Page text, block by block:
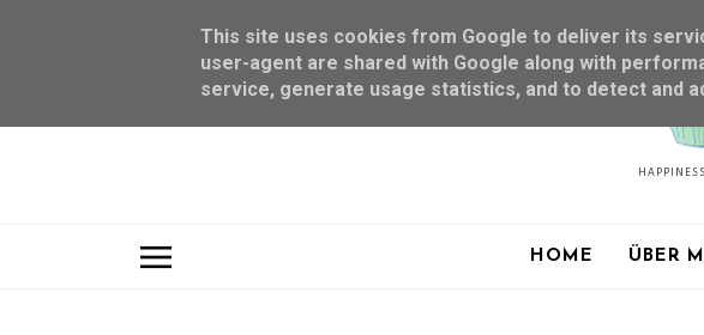
HOME ÜBER
This site uses cookies from Google to deliver its
user-agent are shared with Google along with
service, generate usage statistics, and to detect and